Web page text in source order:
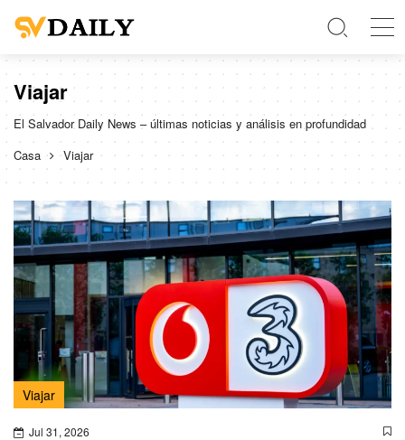
Viajar
El Salvador Daily News – últimas noticias y análisis en profundidad
Casa
Viajar
Viajar
Jul 31, 2026